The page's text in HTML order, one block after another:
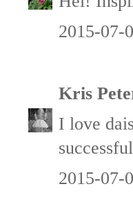
2015-07-
Kris
I love
2015-07-